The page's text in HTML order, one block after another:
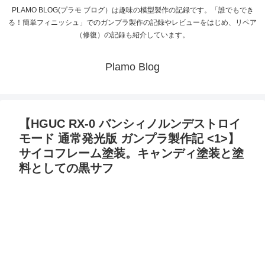
PLAMO BLOG(プラモ ブログ）は趣味の模型製作の記録です。「誰でもでき
る！簡単フィニッシュ」でのガンプラ製作の記録やレビューをはじめ、リペア
（修復）の記録も紹介しています。
Plamo Blog
【HGUC RX-0 バンシィノルンデストロイ
モード 通常発光版 ガンプラ製作記 <1>】
サイコフレーム塗装。キャンディ塗装と塗
料としての黒サフ